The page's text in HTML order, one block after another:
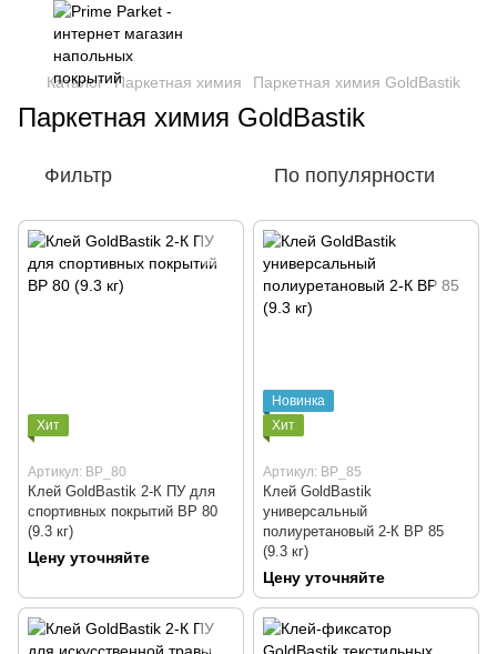
Каталог Паркетная химия Паркетная химия GoldBastik
Паркетная химия GoldBastik
Фильтр По популярности
Хит
Артикул: BP_80
Клей GoldBastik 2-К ПУ для
спортивных покрытий BP 80
(9.3 кг)
Цену уточняйте
Новинка
Хит
Артикул: BP_85
Клей GoldBastik
универсальный
полиуретановый 2-К BP 85
(9.3 кг)
Цену уточняйте